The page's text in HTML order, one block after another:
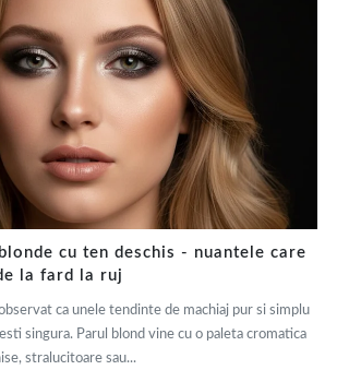
cu ten deschis - nuantele care
la fard la ruj
ca unele tendinte de machiaj pur si simplu
singura. Parul blond vine cu o paleta cromatica
stralucitoare sau...